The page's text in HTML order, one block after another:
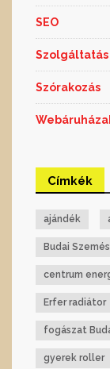
SEO
Szolgáltatás
Szórakozás
Címkék
ajándék
Budai
centrum
Erfer radiátor
fogászat
gyerek roller